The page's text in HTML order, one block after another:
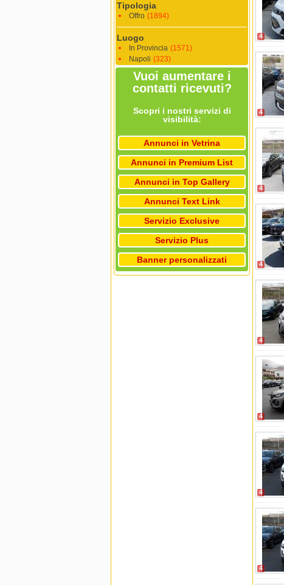
Tipologia
Offro (1894)
Luogo
In Provincia (1571)
Napoli (323)
Vuoi aumentare i
contatti ricevuti?
Scopri i nostri servizi di
visibilità:
Annunci in Vetrina
Annunci in Premium List
Annunci in Top Gallery
Annunci Text Link
Servizio Exclusive
Servizio Plus
Banner personalizzati
4
4
4
4
4
4
4
4